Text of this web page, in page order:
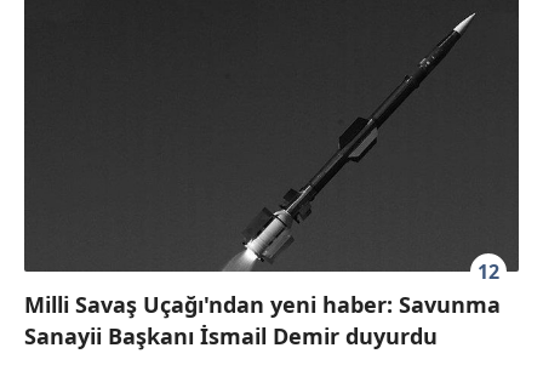
12
Milli Savaş Uçağı'ndan yeni haber: Savunma
Sanayii Başkanı İsmail Demir duyurdu